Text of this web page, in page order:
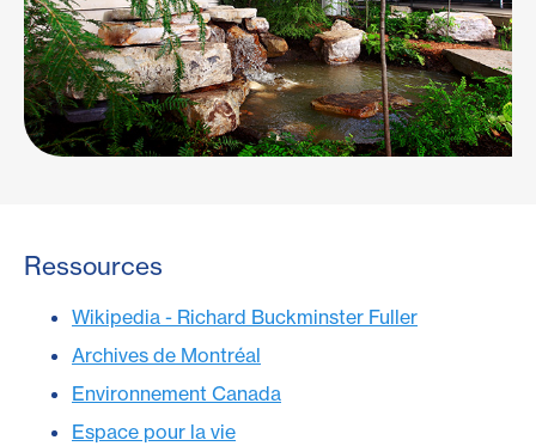
Ressources
Wikipedia - Richard Buckminster Fuller
Archives de Montréal
Environnement Canada
Espace pour la vie